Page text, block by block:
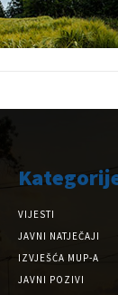
VIJESTI
JAVNI NATJEČAJI
IZVJEŠĆA MUP-A
JAVNI POZIVI